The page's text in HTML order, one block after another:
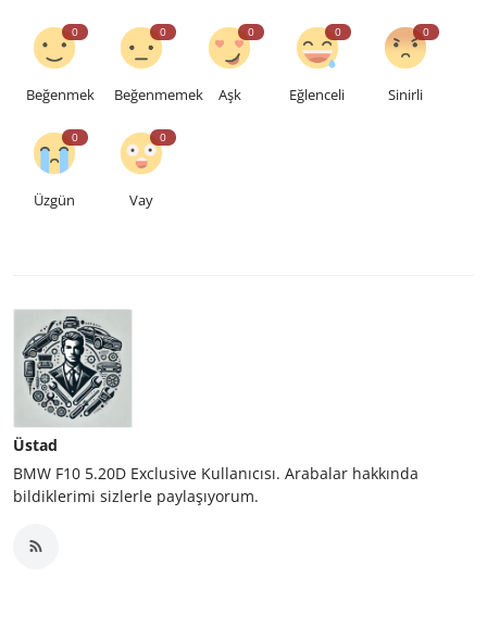
0
Beğenmek
0
Beğenmemek
0
Aşk
0
Eğlenceli
0
Sinirli
0
Üzgün
0
Vay
Üstad
BMW F10 5.20D Exclusive Kullanıcısı. Arabalar hakkında
bildiklerimi sizlerle paylaşıyorum.